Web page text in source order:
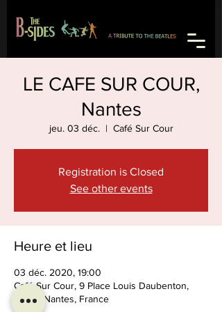
LE CAFE SUR COUR,
Nantes
jeu. 03 déc.
  |
Café Sur Cour
Registration is Closed
See other events
Heure et lieu
03 déc. 2020, 19:00
Café Sur Cour, 9 Place Louis Daubenton,
44100 Nantes, France